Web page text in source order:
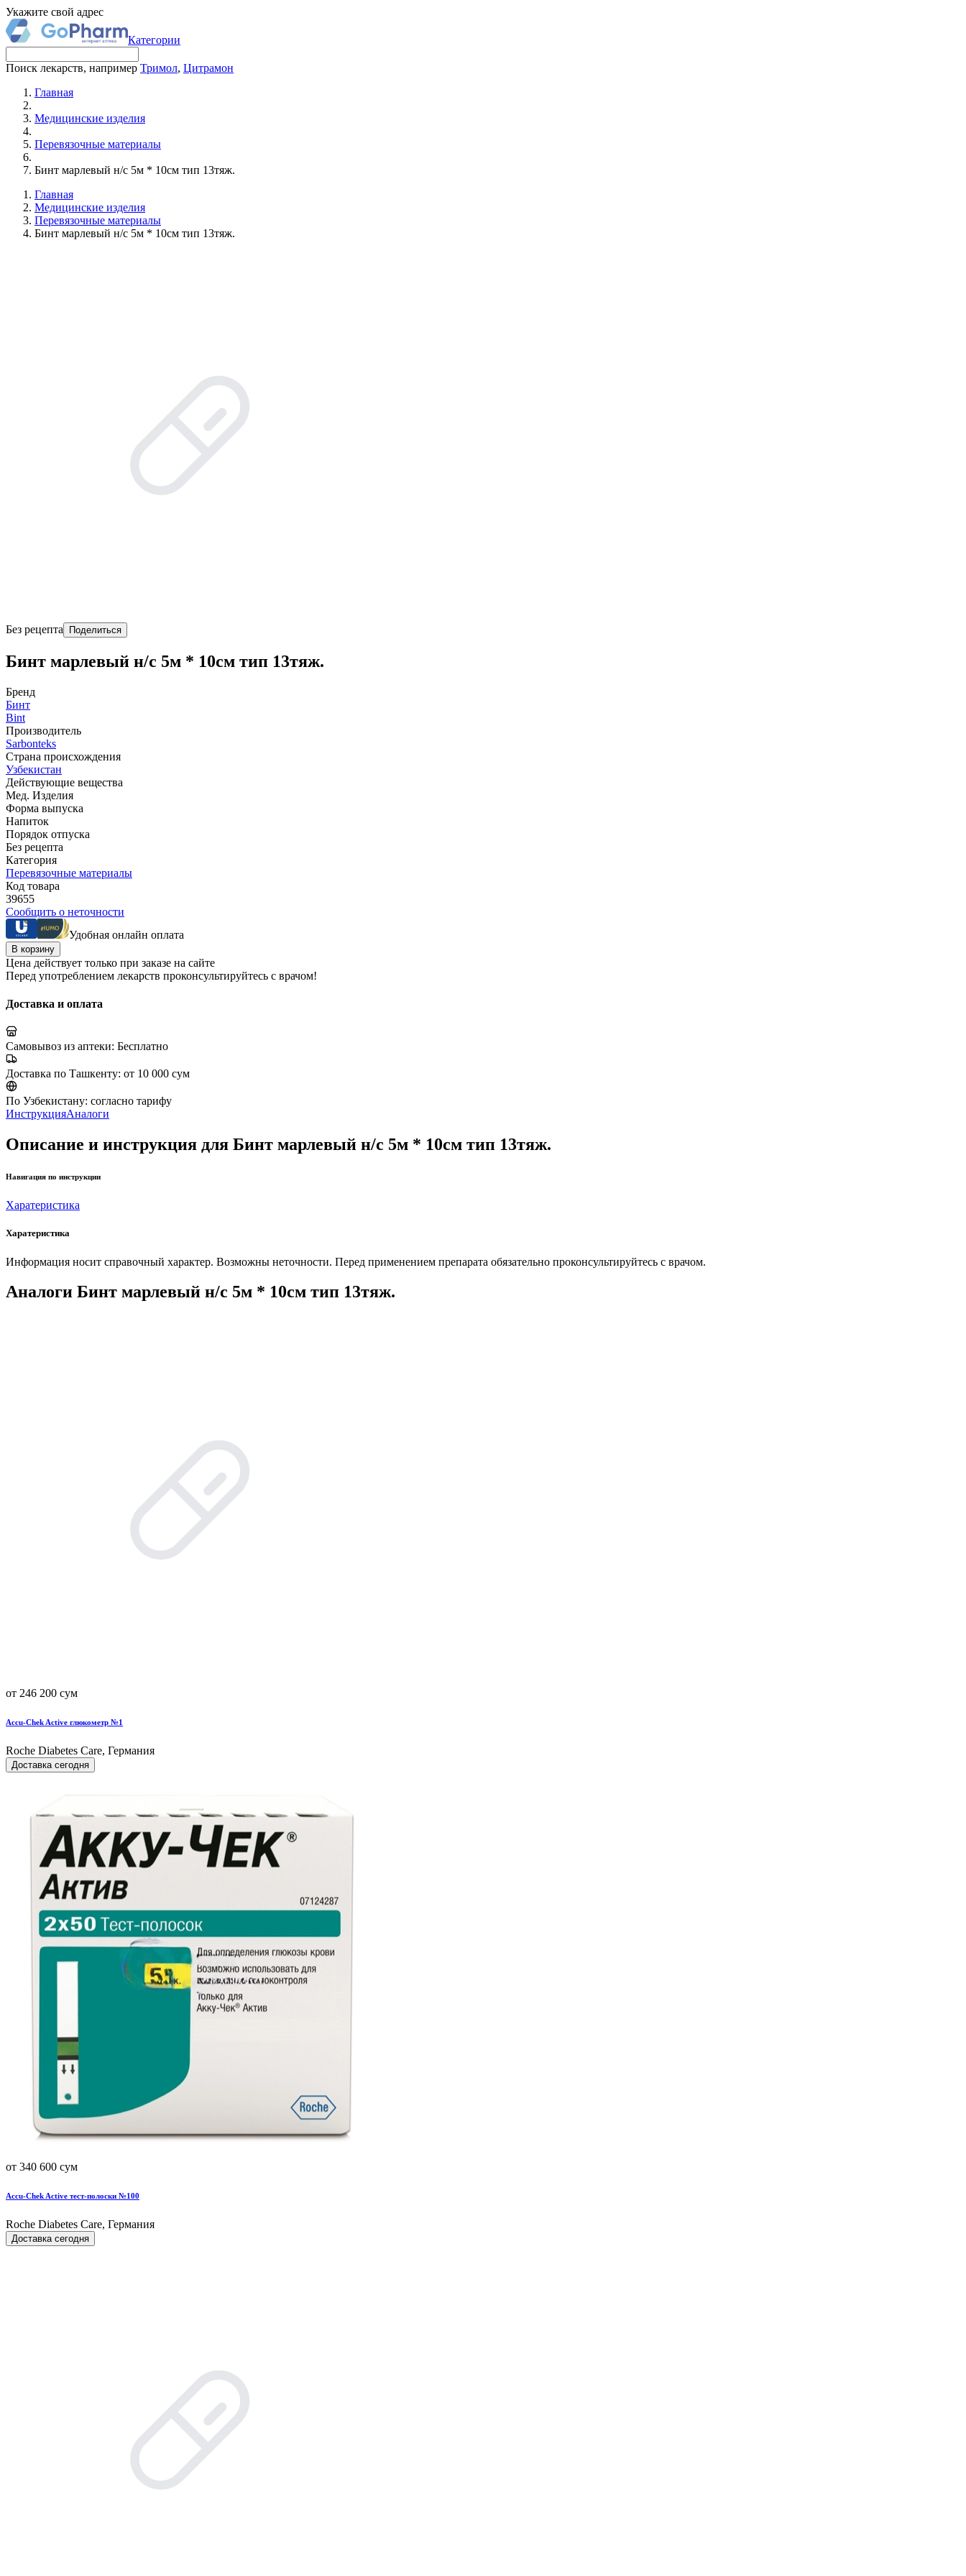
Укажите свой адрес
Категории
Поиск лекарств, например Тримол, Цитрамон
Главная
Медицинские изделия
Перевязочные материалы
Бинт марлевый н/с 5м * 10см тип 13тяж.
Главная
Медицинские изделия
Перевязочные материалы
Бинт марлевый н/с 5м * 10см тип 13тяж.
Без рецепта Поделиться
Бинт марлевый н/с 5м * 10см тип 13тяж.
Бренд
Бинт
Bint
Производитель
Sarbonteks
Страна происхождения
Узбекистан
Действующие вещества
Мед. Изделия
Форма выпуска
Напиток
Порядок отпуска
Без рецепта
Категория
Перевязочные материалы
Код товара
39655
Сообщить о неточности
Удобная онлайн оплата
В корзину
Цена действует только при заказе на сайте
Перед употреблением лекарств проконсультируйтесь с врачом!
Доставка и оплата
Самовывоз из аптеки: Бесплатно
Доставка по Ташкенту: от 10 000 сум
По Узбекистану: согласно тарифу
ИнструкцияАналоги
Описание и инструкция для Бинт марлевый н/с 5м * 10см тип 13тяж.
Навигация по инструкции
Харатеристика
Харатеристика
Информация носит справочный характер. Возможны неточности. Перед применением препарата обязательно проконсультируйтесь с врачом.
Аналоги Бинт марлевый н/с 5м * 10см тип 13тяж.
от 246 200 сум
Accu-Chek Active глюкометр №1
Roche Diabetes Care, Германия
Доставка сегодня
от 340 600 сум
Accu-Chek Active тест-полоски №100
Roche Diabetes Care, Германия
Доставка сегодня